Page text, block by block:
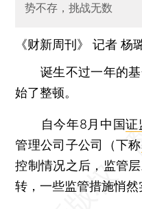
势不存，挑战无数
《财新周刊》 记者 杨
诞生不过一年的基
始了整顿。
自今年8月中国证
管理公司子公司（下称
控制情况之后，监管
转，一些监管措施悄然